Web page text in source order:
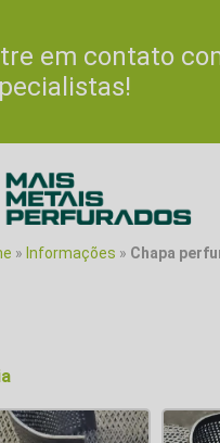
em contato
» Informações » Chapa